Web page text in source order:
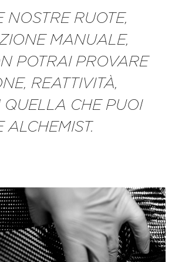
RUOTE,
MANUALE,
POTRAI PROVARE
REATTIVITÀ,
CHE PUOI